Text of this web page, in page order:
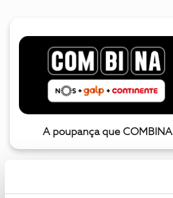
A poupança que COMBINA